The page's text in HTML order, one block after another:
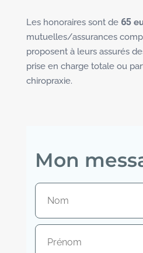
Les honoraires sont de 65
mutuelles/assurances
proposent à leurs assurés
prise en charge totale ou
chiropraxie.
Mon